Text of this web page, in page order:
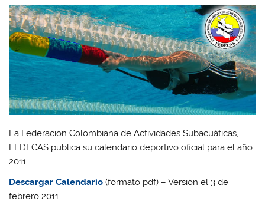
La Federación Colombiana de Actividades Subacuáticas,
FEDECAS publica su calendario deportivo oficial para el año
2011
Descargar Calendario (formato pdf) – Versión el 3 de
febrero 2011